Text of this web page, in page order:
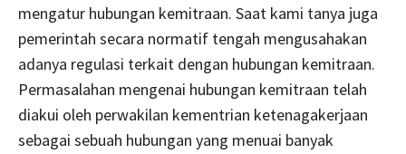
mengatur hubungan kemitraan. Saat kami tanya juga
pemerintah secara normatif tengah mengusahakan
adanya regulasi terkait dengan hubungan kemitraan.
Permasalahan mengenai hubungan kemitraan telah
diakui oleh perwakilan kementrian ketenagakerjaan
sebagai sebuah hubungan yang menuai banyak